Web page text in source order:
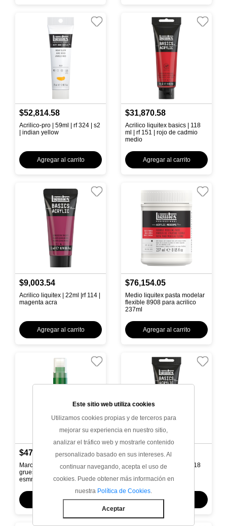
$52,814.58
Acrilico-pro | 59ml | rf 324 | s2
| indian yellow
Agregar al carrito
$31,870.58
Acrilico liquitex basics | 118
ml | rf 151 | rojo de cadmio
medio
Agregar al carrito
$9,003.54
Acrilico liquitex | 22ml |rf 114 |
magenta acra
Agregar al carrito
$76,154.05
Medio liquitex pasta modelar
flexible 8908 para acrilico
237ml
Agregar al carrito
$47,426.26
Marcador liquitex | punta
gruesa | rf 450 | verde
esmralda
Agregar al carrito
$31,870.58
Acrilico liquitex basics | 118
Agregar al carrito
Este sitio web utiliza cookies
Utilizamos cookies propias y de terceros para
mejorar su experiencia en nuestro sitio,
analizar el tráfico web y mostrarle contenido
personalizado basado en sus intereses. Al
continuar navegando, acepta el uso de
cookies. Puede obtener más información en
nuestra Política de Cookies.
Aceptar